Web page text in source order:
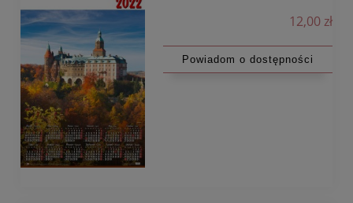
12,00 zł
Powiadom o dostępności